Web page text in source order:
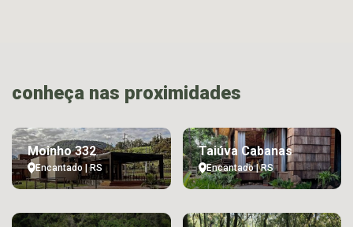
conheça nas proximidades
Moinho 332
Encantado | RS
Taiúva Cabanas
Encantado | RS